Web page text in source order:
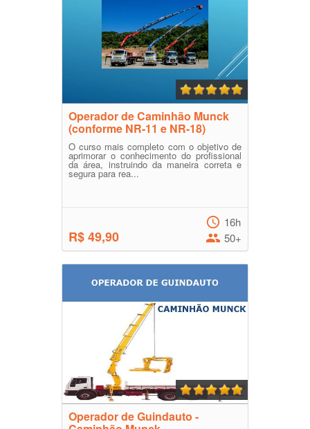
Operador de Caminhão Munck
(conforme NR-11 e NR-18)
O curso mais completo com o objetivo de
aprimorar o conhecimento do profissional
da área, instruindo da maneira correta e
segura para rea...
R$ 49,90
16h
50+
Operador de Guindauto -